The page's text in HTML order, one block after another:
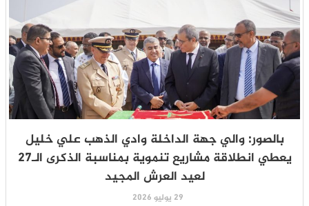
بالصور: والي جهة الداخلة وادي الذهب علي خليل
يعطي انطلاقة مشاريع تنموية بمناسبة الذكرى الـ27
لعيد العرش المجيد
29 يوليو 2026